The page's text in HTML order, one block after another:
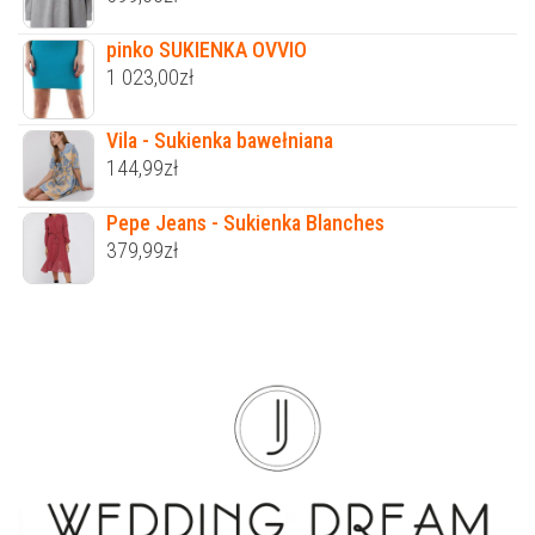
pinko SUKIENKA OVVIO
1 023,00zł
Vila - Sukienka bawełniana
144,99zł
Pepe Jeans - Sukienka Blanches
379,99zł